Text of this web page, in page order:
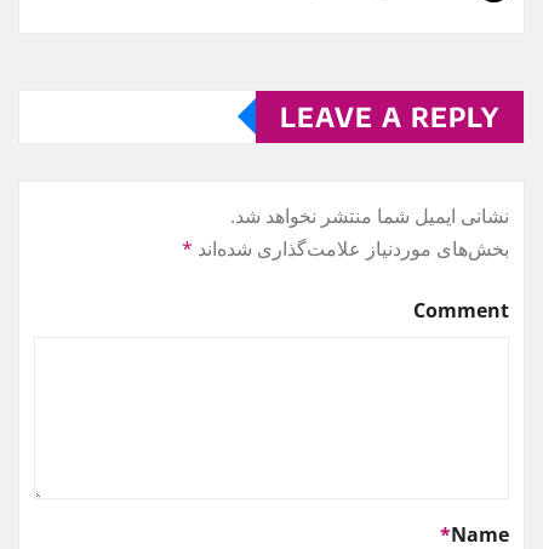
LEAVE A REPLY
نشانی ایمیل شما منتشر نخواهد شد.
بخش‌های موردنیاز علامت‌گذاری شده‌اند *
Comment
Name
*